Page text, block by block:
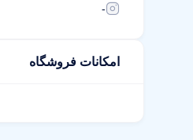
-
امکانات فروشگاه